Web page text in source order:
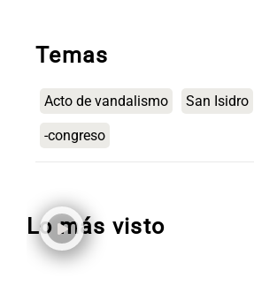
Temas
Acto de vandalismo San Isidro
-congreso
Lo más visto